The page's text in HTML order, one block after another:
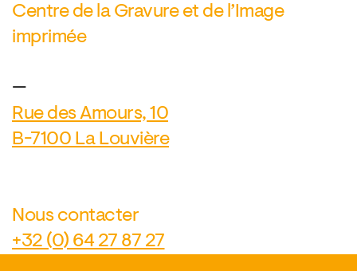
Centre de la Gravure et de l’Image
imprimée
—
Rue des Amours, 10
B-7100 La Louvière
Nous contacter
+32 (0) 64 27 87 27